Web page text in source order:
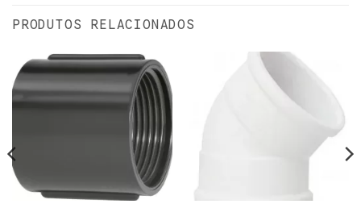
PRODUTOS RELACIONADOS